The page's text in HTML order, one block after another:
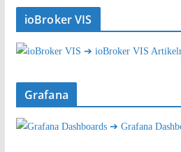
ioBroker VIS
➔ ioBroker VIS
Grafana
➔ Grafana